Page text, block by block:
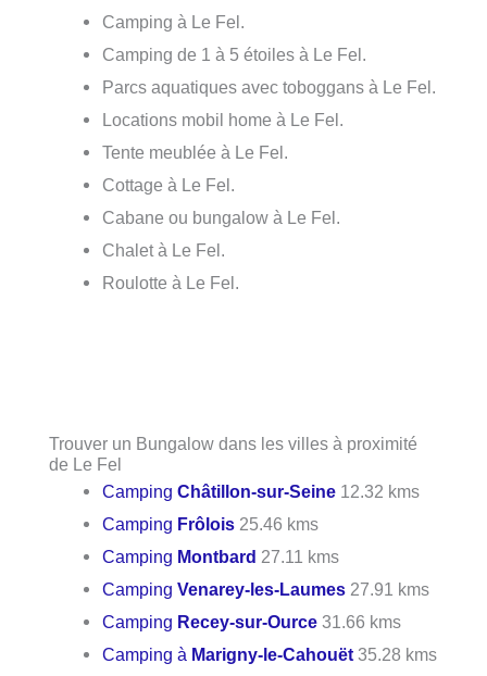
Camping à Le Fel.
Camping de 1 à 5 étoiles à Le Fel.
Parcs aquatiques avec toboggans à Le Fel.
Locations mobil home à Le Fel.
Tente meublée à Le Fel.
Cottage à Le Fel.
Cabane ou bungalow à Le Fel.
Chalet à Le Fel.
Roulotte à Le Fel.
Trouver un Bungalow dans les villes à proximité
de Le Fel
CampingChâtillon-sur-Seine 12.32 kms
Camping Frôlois 25.46 kms
Camping Montbard 27.11 kms
CampingVenarey-les-Laumes 27.91 kms
Camping Recey-sur-Ource 31.66 kms
Camping à Marigny-le-Cahouët 35.28 kms